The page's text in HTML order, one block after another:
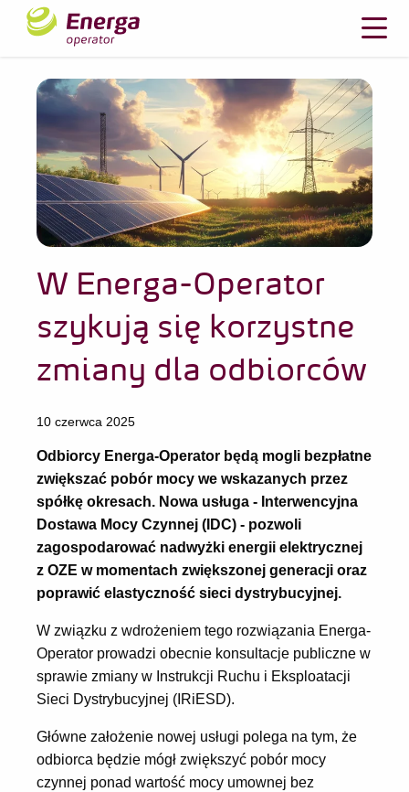
W Energa-Operator
szykują się korzystne
zmiany dla odbiorców
10 czerwca 2025
Odbiorcy Energa-Operator będą mogli bezpłatne
zwiększać pobór mocy we wskazanych przez
spółkę okresach. Nowa usługa - Interwencyjna
Dostawa Mocy Czynnej (IDC) - pozwoli
zagospodarować nadwyżki energii elektrycznej
z OZE w momentach zwiększonej generacji oraz
poprawić elastyczność sieci dystrybucyjnej.
W związku z wdrożeniem tego rozwiązania Energa-
Operator prowadzi obecnie konsultacje publiczne w
sprawie zmiany w Instrukcji Ruchu i Eksploatacji
Sieci Dystrybucyjnej (IRiESD).
Główne założenie nowej usługi polega na tym, że
odbiorca będzie mógł zwiększyć pobór mocy
czynnej ponad wartość mocy umownej bez